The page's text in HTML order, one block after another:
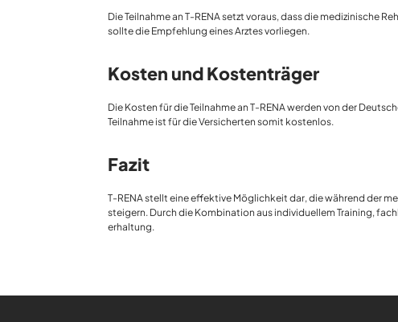
Die Teilnahme an T-RENA setzt voraus, dass die
sollte die Empfehlung eines Arztes vorliegen.
Kosten und Kostenträger
Die Kosten für die Teilnahme an T-RENA werden von der
Teilnahme ist für die Versicherten somit kostenlos.
Fazit
T-RENA stellt eine effektive Möglichkeit dar, die während der
steigern. Durch die Kombination aus individuellem Training,
erhaltung.